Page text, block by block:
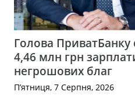
Голова ПриватБанку
4,46 млн грн
негрошових благ
П’ятниця, 7 Серпня, 2026